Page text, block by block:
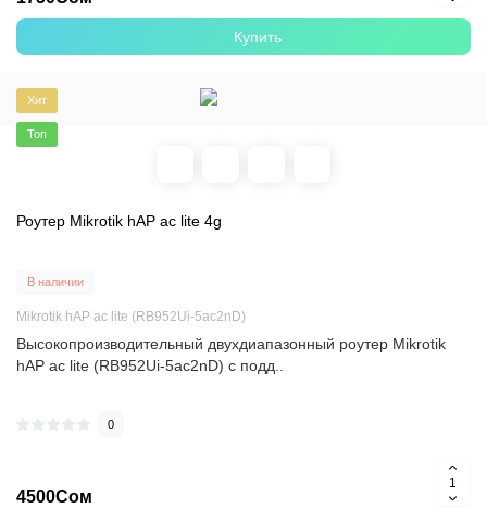
Купить
Хит
Топ
Роутер Mikrotik hAP ac lite 4g
В наличии
Mikrotik hAP ac lite (RB952Ui-5ac2nD)
Высокопроизводительный двухдиапазонный роутер Mikrotik
hAP ac lite (RB952Ui-5ac2nD) с подд..
0
4500Сом